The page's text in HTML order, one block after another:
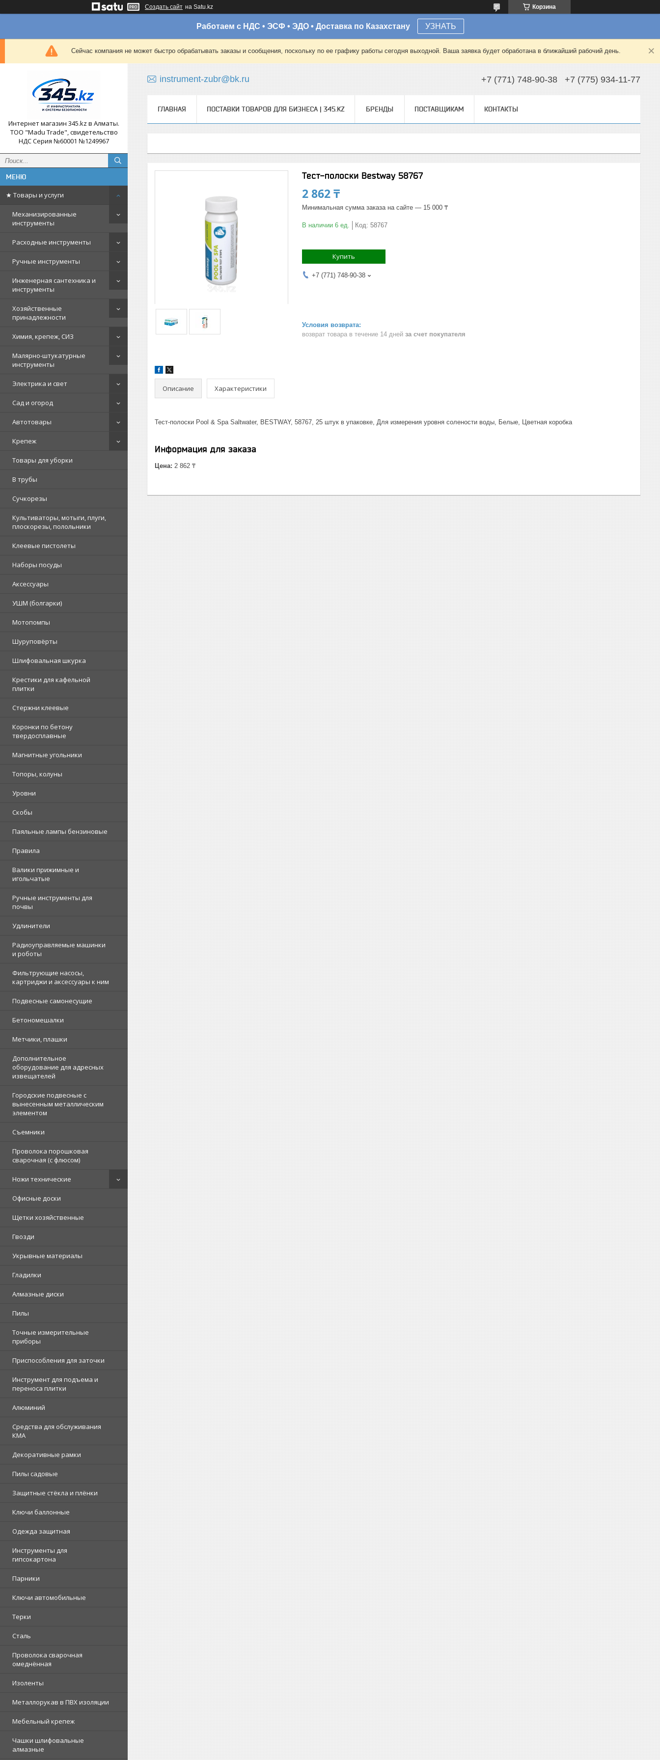
Создать сайт на Satu.kz Корзина
Работаем с НДС • ЭСФ • ЭДО • Доставка по Казахстану УЗНАТЬ
Сейчас компания не может быстро обрабатывать заказы и сообщения, поскольку по ее графику работы сегодня выходной. Ваша заявка будет обработана в ближайший рабочий день.
Интернет магазин 345.kz в Алматы.
ТОО "Madu Trade", свидетельство
НДС Серия №60001 №1249967
★ Товары и услуги
Механизированные
инструменты
Расходные инструменты
Ручные инструменты
Инженерная сантехника и
инструменты
Хозяйственные
принадлежности
Химия, крепеж, СИЗ
Малярно-штукатурные
инструменты
Электрика и свет
Сад и огород
Автотовары
Крепеж
Товары для уборки
В трубы
Сучкорезы
Культиваторы, мотыги, плуги,
плоскорезы, полольники
Клеевые пистолеты
Наборы посуды
Аксессуары
УШМ (болгарки)
Мотопомпы
Шуруповёрты
Шлифовальная шкурка
Крестики для кафельной
плитки
Стержни клеевые
Коронки по бетону
твердосплавные
Магнитные угольники
Топоры, колуны
Уровни
Скобы
Паяльные лампы бензиновые
Правила
Валики прижимные и
игольчатые
Ручные инструменты для
почвы
Удлинители
Радиоуправляемые машинки
и роботы
Фильтрующие насосы,
картриджи и аксессуары к ним
Подвесные самонесущие
Бетономешалки
Метчики, плашки
Дополнительное
оборудование для адресных
извещателей
Городские подвесные с
вынесенным металлическим
элементом
Съемники
Проволока порошковая
сварочная (с флюсом)
Ножи технические
Офисные доски
Щетки хозяйственные
Гвозди
Укрывные материалы
Гладилки
Алмазные диски
Пилы
Точные измерительные
приборы
Приспособления для заточки
Инструмент для подъема и
переноса плитки
Алюминий
Средства для обслуживания
КМА
Декоративные рамки
Пилы садовые
Защитные стёкла и плёнки
Ключи баллонные
Одежда защитная
Инструменты для
гипсокартона
Парники
Ключи автомобильные
Терки
Сталь
Проволока сварочная
омеднённая
Изоленты
Металлорукав в ПВХ изоляции
Мебельный крепеж
Чашки шлифовальные
алмазные
instrument-zubr@bk.ru +7 (771) 748-90-38 +7 (775) 934-11-77
ГЛАВНАЯ ПОСТАВКИ ТОВАРОВ ДЛЯ БИЗНЕСА | 345.KZ БРЕНДЫ ПОСТАВЩИКАМ КОНТАКТЫ
Тест-полоски Bestway 58767
2 862 ₸
Минимальная сумма заказа на сайте — 15 000 ₸
В наличии 6 ед. Код: 58767
Купить
+7 (771) 748-90-38
возврат товара в течение 14 дней за счет покупателя
Описание Характеристики
Тест-полоски Pool & Spa Saltwater, BESTWAY, 58767, 25 штук в упаковке, Для измерения уровня солености воды, Белые, Цветная коробка
Информация для заказа
Цена: 2 862 ₸